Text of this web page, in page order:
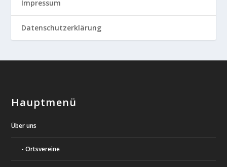
Impressum
Datenschutzerklärung
Hauptmenü
Über uns
Ortsvereine